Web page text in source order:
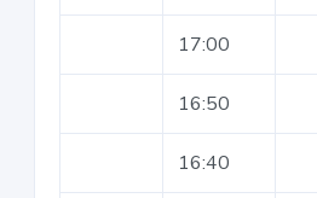
17:00
16:50
16:40